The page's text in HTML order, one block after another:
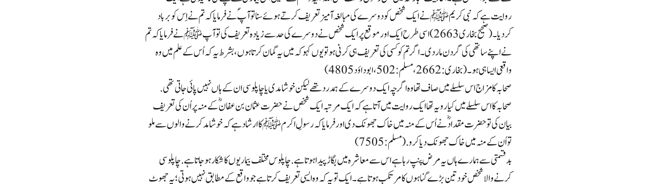
روایت ہے کہ نبی کریم ﷺ نے ایک شخص کو دوسرے کی مبالغہ آمیز تعریف کرتے ہوئے سنا تو آپؐ نے فرمایا کہ تم نے اِس کو برباد
کردیا۔ (صحیح بخاری 2663) اسی طرح ایک اور موقع پر ایک شخص نے دوسرے کی حد سے زیادہ تعریف کی تو آپ ﷺ نے فرمایا کہ تم
نے اپنے ساتھی کی گردن ماردی۔ اگر تم کو کسی کی تعریف ہی کرنی ہو تو یوں کہو کہ میں یہ گمان کرتا ہوں، بشرط یہ کہ اُس کے علم میں وہ
واقعی ایسا ہی ہو۔ (بخاری: 2662،مسلم:502،ابوداؤد4805 )
صحابہ کا مزاج اس سلسلے میں صاف تھا وہ اگرچہ ایک دوسرے کے ہمدرد تھے لیکن خوشامدی یا چاپلوسی ان کے ہاں نہیں پائی جاتی تھی.
صحابہ کا اس سلسلے میں کیا رویہ تھا ایک روایت میں آتا ہے کہ ایک مرتبہ ایک شخص نے حضرت عثمان بن عفانؓ کے منہ پر اُن کی تعریف
بیان کی تو حضرت مقدادؓ نے اُس کے منہ میں خاک جھونک دی اور فرمایا کہ رسولِ اکرمﷺ کا ارشاد ہے کہ خوشامد کرنے والوں سے ملو
تو اُن کے منہ میں خاک جھونک دیا کرو. (مسلم :7505)
بدقسمتی سے ہمارے ہاں یہ مرض پنپ رہا ہے اس سے معاشرہ میں بگاڑ پیدا ہوتا ہے. چاپلوس مختلف بیماریوں کا شکار ہو جاتا ہے. چاپلوسی
کرنے والا شخص خود تین بڑے گناہوں کا مرتکب ہوتا ہے۔ ایک تو یہ کہ وہ ایسی تعریف کرتا ہے جو واقع کے مطابق نہیں ہوتی؛ یہ جھوٹ